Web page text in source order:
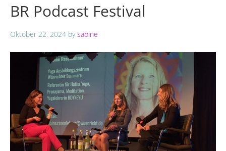
BR Podcast Festival
Oktober 22, 2024 bysabine